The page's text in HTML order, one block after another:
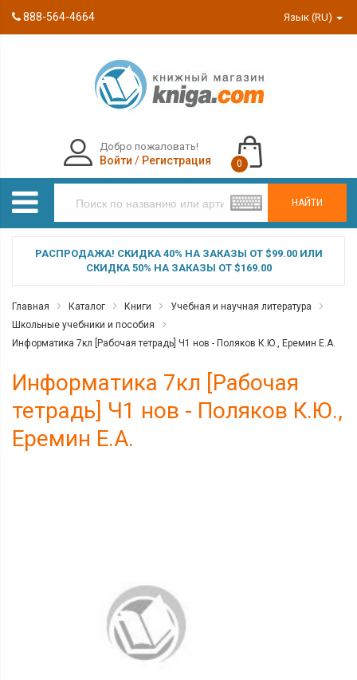
888-564-4664 Язык (RU)
НАЙТИ
Добро пожаловать!
Войти / Регистрация 0
РАСПРОДАЖА! СКИДКА 40% НА ЗАКАЗЫ ОТ $99.00 ИЛИ
СКИДКА 50% НА ЗАКАЗЫ ОТ $169.00
Главная Каталог Книги
Учебная и научная литература
Школьные учебники и пособия
Информатика 7кл [Рабочая тетрадь] Ч1 нов - Поляков К.Ю., Еремин Е.А.
Информатика 7кл [Рабочая
тетрадь] Ч1 нов - Поляков К.Ю.,
Еремин Е.А.